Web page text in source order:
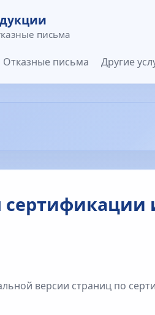
письма
Отказные письма Другие
версии страниц по